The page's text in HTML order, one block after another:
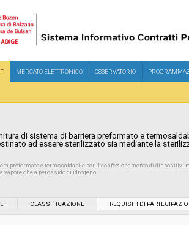
MERCATO ELETTRONICO OSSERVATORIO
di sistema di barriera preformato e
ad essere sterilizzato sia mediante la
preformato e termosaldabile per il confezionamento di dispositivi
che a perossido di idrogeno
CLASSIFICAZIONE REQUISITI DI